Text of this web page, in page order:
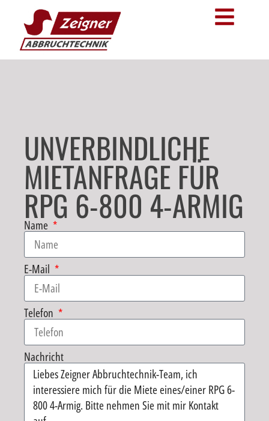
UNVERBINDLICHE
MIETANFRAGE FÜR
RPG 6-800 4-ARMIG
Name
E-Mail
Telefon
Nachricht